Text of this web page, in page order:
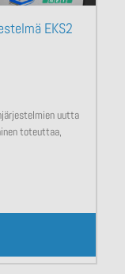
EKS2
uutta
toteuttaa,